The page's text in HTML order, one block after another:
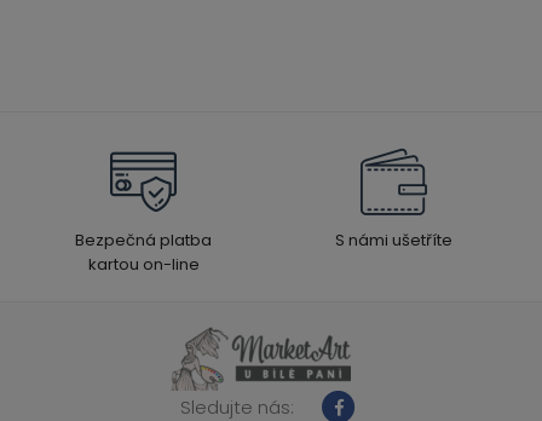
Bezpečná platba
kartou on-line
S námi ušetříte
Sledujte nás: